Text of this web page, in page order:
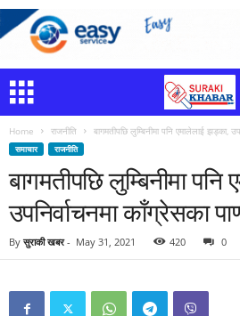
Home राजनीति बागमतीपछि लुम्बिनीमा पनि एमालेलाई झड्का,
समाचार राजनीति
बागमतीपछि लुम्बिनीमा
उपनिर्वाचनमा काँग्रेसका
By सुराकी खबर- May 31, 2021 420 0